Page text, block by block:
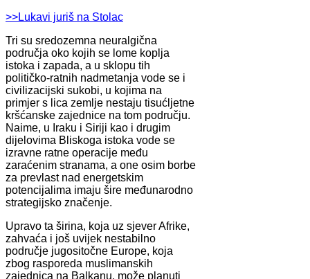
>>Lukavi juriš na Stolac
Tri su sredozemna neuralgična
područja oko kojih se lome koplja
istoka i zapada, a u sklopu tih
političko-ratnih nadmetanja vode se i
civilizacijski sukobi, u kojima na
primjer s lica zemlje nestaju tisućljetne
kršćanske zajednice na tom području.
Naime, u Iraku i Siriji kao i drugim
dijelovima Bliskoga istoka vode se
izravne ratne operacije među
zaraćenim stranama, a one osim borbe
za prevlast nad energetskim
potencijalima imaju šire međunarodno
strategijsko značenje.
Upravo ta širina, koja uz sjever Afrike,
zahvaća i još uvijek nestabilno
područje jugositočne Europe, koja
zbog rasporeda muslimanskih
zajednica na Balkanu, može planuti